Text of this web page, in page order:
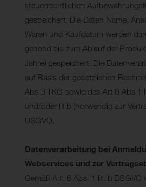
steuerrechtlichen
gespeichert. Die Daten Name,
Waren und Kaufdatum werden
gehend bis zum Ablauf der
Jahre) gespeichert. Die
auf Basis der gesetzlichen
Abs 3 TKG sowie des Art 6 Abs 1
und/oder lit b (notwendig zur
DSGVO.
Datenverarbeitung bei
Webservices und zur
Gemäß Art. 6 Abs. 1 lit. b DSGVO